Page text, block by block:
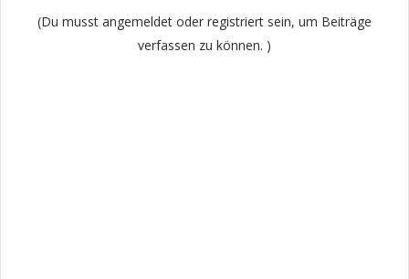
(Du musst angemeldet oder registriert sein, um Beiträge
verfassen zu können. )